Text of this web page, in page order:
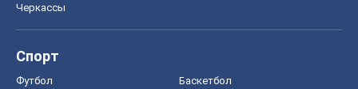
Черкассы
Спорт
Футбол Баскетбол